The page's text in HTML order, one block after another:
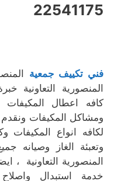
22541175
فني تكييف جمعية
المنصورية التعاونية
كافه اعطال
ومشاكل المكيفات ونقدم
لكافه انواع المكيفات
وتعبئة الغاز وصيانه
المنصورية التعاونية ،
خدمة استبدال